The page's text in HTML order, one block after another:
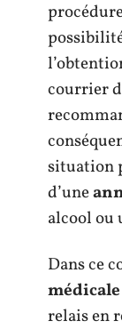
courrier
situation
d’une
alcool ou
Dans ce
médicale
relais en